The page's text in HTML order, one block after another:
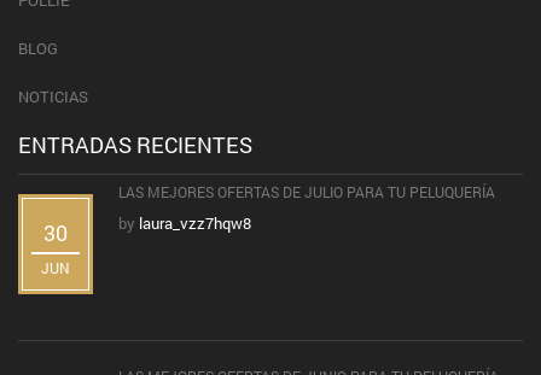
BLOG
NOTICIAS
ENTRADAS RECIENTES
30
JUN
LAS MEJORES OFERTAS DE JULIO PARA TU PELUQUERÍA
by laura_vzz7hqw8